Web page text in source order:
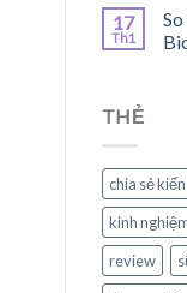
17
Th1
THẺ
chia sẻ
kinh
review